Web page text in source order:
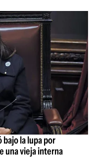
bajo la lupa por
una vieja interna